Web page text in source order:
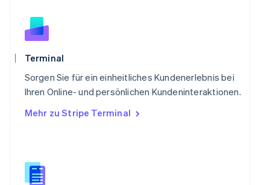
Terminal
Sorgen Sie für ein einheitliches Kundenerlebnis bei
Ihren Online- und persönlichen Kundeninteraktionen.
Mehr zu Stripe Terminal
English
Schweden
Svenska
Schweiz
Deutsch
Singapur
English 简体中文
English
China
English